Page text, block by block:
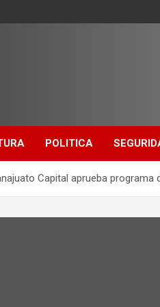
POLITICA
Capital aprueba programa